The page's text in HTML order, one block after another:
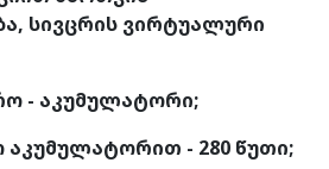
სივცრის ვირტუალური
- აკუმულატორი;
აკუმულატორით - 280 წუთი;